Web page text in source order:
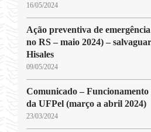
16/05/2024
Ação preventiva de
no RS – maio 2024) –
Hisales
09/05/2024
Comunicado – Funcionamento
da UFPel (março a abril 2024)
23/03/2024